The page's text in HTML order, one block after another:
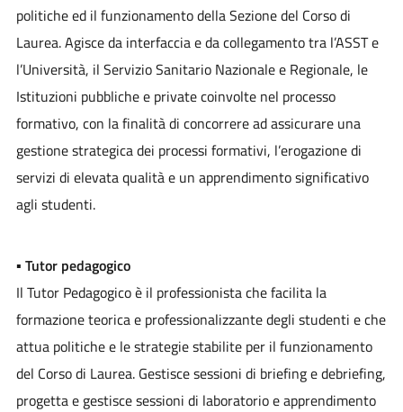
politiche ed il funzionamento della Sezione del Corso di
Laurea. Agisce da interfaccia e da collegamento tra l’ASST e
l’Università, il Servizio Sanitario Nazionale e Regionale, le
Istituzioni pubbliche e private coinvolte nel processo
formativo, con la finalità di concorrere ad assicurare una
gestione strategica dei processi formativi, l’erogazione di
servizi di elevata qualità e un apprendimento significativo
agli studenti.
▪ Tutor pedagogico
Il Tutor Pedagogico è il professionista che facilita la
formazione teorica e professionalizzante degli studenti e che
attua politiche e le strategie stabilite per il funzionamento
del Corso di Laurea. Gestisce sessioni di briefing e debriefing,
progetta e gestisce sessioni di laboratorio e apprendimento